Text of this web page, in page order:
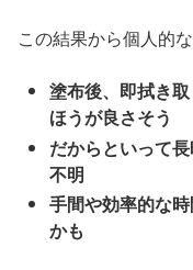
この結果から個人的
塗布後、即拭き
ほうが良さそう
だからといって
不明
手間や効率的な
かも